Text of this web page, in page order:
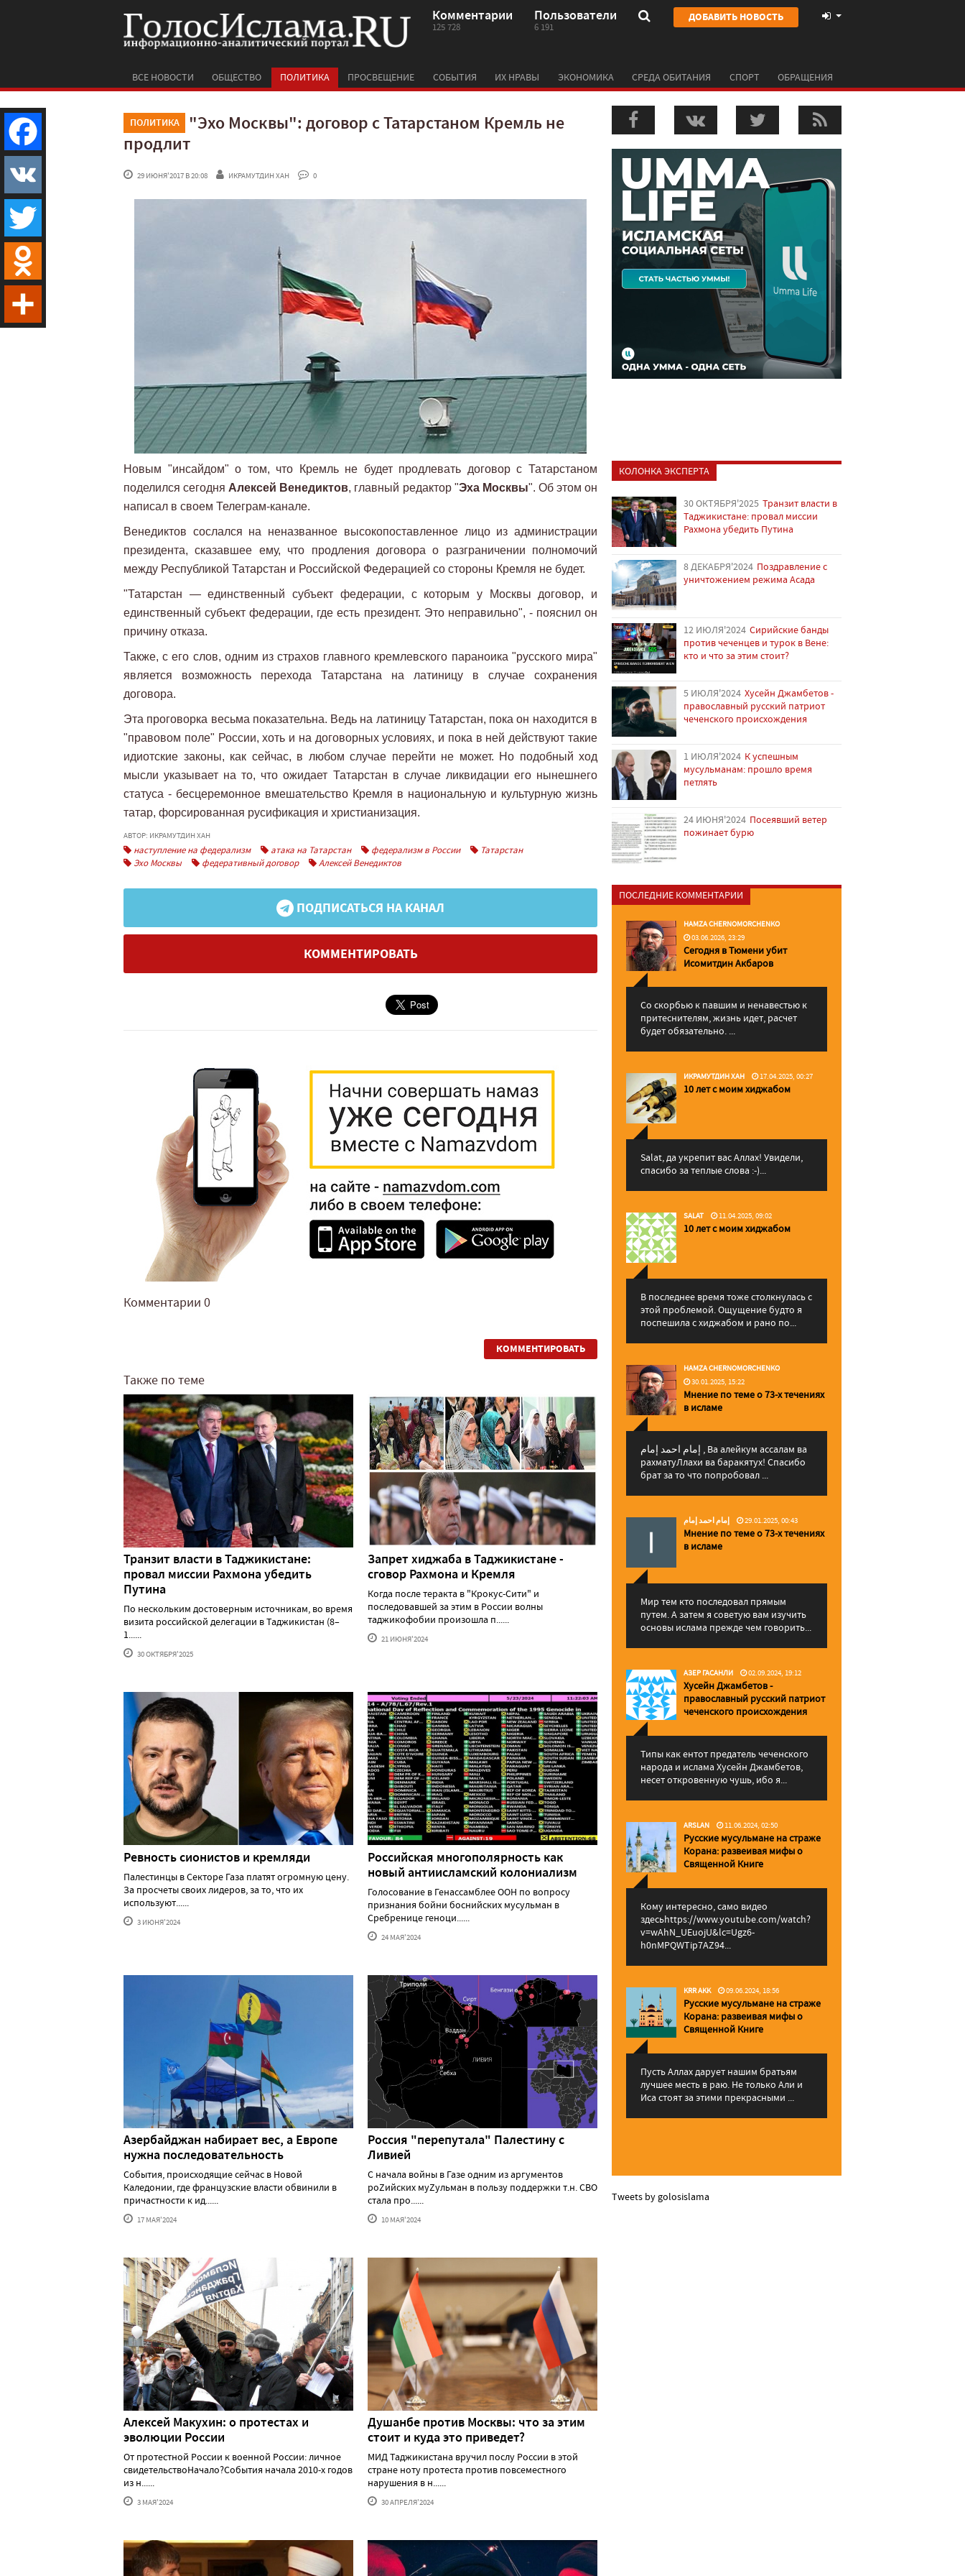
Комментарии
125 728
Пользователи
6 191
ДОБАВИТЬ НОВОСТЬ
ВСЕ НОВОСТИ ОБЩЕСТВО ПОЛИТИКА ПРОСВЕЩЕНИЕ СОБЫТИЯ ИХ НРАВЫ ЭКОНОМИКА СРЕДА ОБИТАНИЯ СПОРТ ОБРАЩЕНИЯ
ПОЛИТИКА
"Эхо Москвы": договор с Татарстаном Кремль не
продлит
29 ИЮНЯ'2017 В 20:08 ИКРАМУТДИН ХАН 0
Новым "инсайдом" о том, что Кремль не будет продлевать договор с Татарстаном
поделился сегодня Алексей Венедиктов, главный редактор "Эха Москвы". Об этом он
написал в своем Телеграм-канале.
Венедиктов сослался на неназванное высокопоставленное лицо из администрации
президента, сказавшее ему, что продления договора о разграничении полномочий
между Республикой Татарстан и Российской Федерацией со стороны Кремля не будет.
"Татарстан — единственный субъект федерации, с которым у Москвы договор, и
единственный субъект федерации, где есть президент. Это неправильно", - пояснил он
причину отказа.
Также, с его слов, одним из страхов главного кремлевского параноика "русского мира"
является возможность перехода Татарстана на латиницу в случае сохранения
договора.
Эта проговорка весьма показательна. Ведь на латиницу Татарстан, пока он находится в
"правовом поле" России, хоть и на договорных условиях, и пока в ней действуют такие
идиотские законы, как сейчас, в любом случае перейти не может. Но подобный ход
мысли указывает на то, что ожидает Татарстан в случае ликвидации его нынешнего
статуса - бесцеремонное вмешательство Кремля в национальную и культурную жизнь
татар, форсированная русификация и христианизация.
АВТОР: ИКРАМУТДИН ХАН
наступление на федерализм атака на Татарстан федерализм в России
Татарстан
Эхо Москвы
федеративный договор Алексей Венедиктов
ПОДПИСАТЬСЯ НА КАНАЛ
КОММЕНТИРОВАТЬ
Комментарии 0
КОММЕНТИРОВАТЬ
Также по теме
Транзит власти в Таджикистане:
провал миссии Рахмона убедить
Путина
По нескольким достоверным источникам, во время
визита российской делегации в Таджикистан (8–
1......
30 ОКТЯБРЯ'2025
Запрет хиджаба в Таджикистане -
сговор Рахмона и Кремля
Когда после теракта в "Крокус-Сити" и
последовавшей за этим в России волны
таджикофобии произошла п......
21 ИЮНЯ'2024
Ревность сионистов и кремляди
Палестинцы в Секторе Газа платят огромную цену.
За просчеты своих лидеров, за то, что их
используют......
3 ИЮНЯ'2024
Российская многополярность как
новый антиисламский колониализм
Голосование в Генассамблее ООН по вопросу
признания бойни боснийских мусульман в
Сребренице геноци......
24 МАЯ'2024
Азербайджан набирает вес, а Европе
нужна последовательность
События, происходящие сейчас в Новой
Каледонии, где французские власти обвинили в
причастности к ид......
17 МАЯ'2024
Россия "перепутала" Палестину с
Ливией
С начала войны в Газе одним из аргументов
роZийских муZульман в пользу поддержки т.н. СВО
стала про......
10 МАЯ'2024
Алексей Макуxин: о протестаx и
эволюции России
От протестной России к военной России: личное
свидетельствоНачало?События начала 2010-х годов
из н......
3 МАЯ'2024
Душанбе против Москвы: что за этим
стоит и куда это приведет?
МИД Таджикистана вручил послу России в этой
стране ноту протеста против повсеместного
нарушения в н......
30 АПРЕЛЯ'2024
КОЛОНКА ЭКСПЕРТА
30 ОКТЯБРЯ'2025 Транзит власти в
Таджикистане: провал миссии
Рахмона убедить Путина
8 ДЕКАБРЯ'2024 Поздравление с
уничтожением режима Асада
12 ИЮЛЯ'2024 Сирийские банды
против чеченцев и турок в Вене:
кто и что за этим стоит?
5 ИЮЛЯ'2024 Хусейн Джамбетов -
православный русский патриот
чеченского происхождения
1 ИЮЛЯ'2024 К успешным
мусульманам: прошло время
петлять
24 ИЮНЯ'2024 Посеявший ветер
пожинает бурю
ПОСЛЕДНИЕ КОММЕНТАРИИ
HAMZA CHERNOMORCHENKO
03.06.2026, 23:29
Сегодня в Тюмени убит
Исомитдин Акбаров
Со скорбью к павшим и ненавестью к
притеснителям, жизнь идет, расчет
будет обязательно. ...
ИКРАМУТДИН ХАН 17.04.2025, 00:27
10 лет с моим хиджабом
Salat, да укрепит вас Аллаx! Увидели,
спасибо за теплые слова :-)...
SALAT 11.04.2025, 09:02
10 лет с моим хиджабом
В последнее время тоже столкнулась с
этой проблемой. Ощущение будто я
поспешила с хиджабом и рано по...
HAMZA CHERNOMORCHENKO
30.01.2025, 15:22
Мнение по теме о 73-х течениях
в исламе
إمام احمد إمام , Ва алейкум ассалам ва
рахматуЛлахи ва баракятух! Спасибо
брат за то что попробовал ...
إمام احمد إمام 29.01.2025, 00:43
Мнение по теме о 73-х течениях
в исламе
Мир тем кто последовал прямым
путем. А затем я советую вам изучить
основы ислама прежде чем говорить...
АЗЕР ГАСАНЛИ 02.09.2024, 19:12
Хусейн Джамбетов -
православный русский патриот
чеченского происхождения
Типы как ентот предатель чеченского
народа и ислама Хусейн Джамбетов,
несет откровенную чушь, ибо я...
ARSLAN 11.06.2024, 02:50
Русские мусульмане на страже
Корана: pазвеивая мифы о
Священной Книге
Кому интересно, само видео
здесьhttps://www.youtube.com/watch?
v=wAhN_UEuojU&lc=Ugz6-
h0nMPQWTip7AZ94...
KRR AKK 09.06.2024, 18:56
Русские мусульмане на страже
Корана: pазвеивая мифы о
Священной Книге
Пусть Аллах дарует нашим братьям
лучшее месть в раю. Не только Али и
Иса стоят за этими прекрасными ...
Tweets by golosislama
Facebook
VK
Twitter
Odnoklassniki